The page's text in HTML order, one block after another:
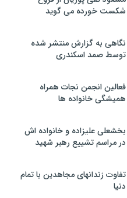
شکست خورده می گوید
نگاهی به گزارش منتشر شده
توسط صمد اسکندری
فعالین انجمن نجات همراه
همیشگی خانواده ها
بخشعلی علیزاده و خانواده اش
در مراسم تشییع رهبر شهید
تفاوت زندانهای مجاهدین با تمام
دنیا